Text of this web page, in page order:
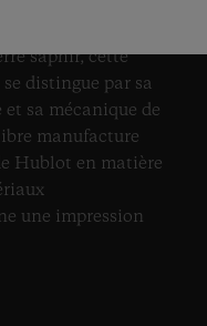
saphir, cette
distingue par sa
sa mécanique de
manufacture
Hublot en matière
une impression